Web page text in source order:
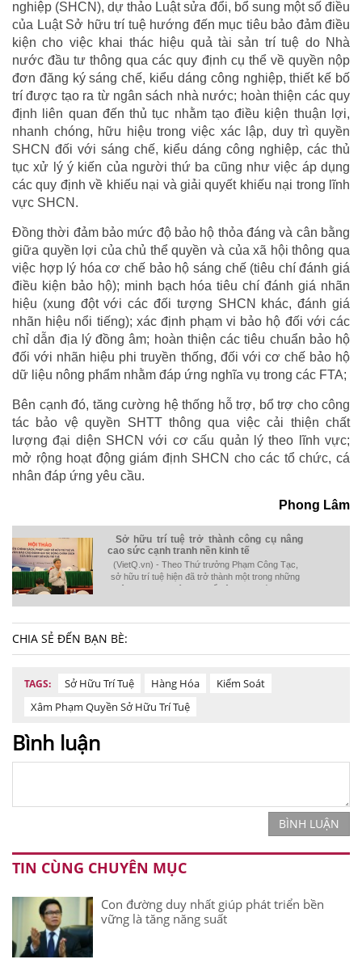
nghiệp (SHCN), dự thảo Luật sửa đổi, bổ sung một số điều
của Luật Sở hữu trí tuệ hướng đến mục tiêu bảo đảm điều
kiện cho việc khai thác hiệu quả tài sản trí tuệ do Nhà
nước đầu tư thông qua các quy định cụ thể về quyền nộp
đơn đăng ký sáng chế, kiểu dáng công nghiệp, thiết kế bố
trí được tạo ra từ ngân sách nhà nước; hoàn thiện các quy
định liên quan đến thủ tục nhằm tạo điều kiện thuận lợi,
nhanh chóng, hữu hiệu trong việc xác lập, duy trì quyền
SHCN đối với sáng chế, kiểu dáng công nghiệp, các thủ
tục xử lý ý kiến của người thứ ba cũng như việc áp dụng
các quy định về khiếu nại và giải quyết khiếu nại trong lĩnh
vực SHCN.
Đồng thời đảm bảo mức độ bảo hộ thỏa đáng và cân bằng
giữa quyền lợi của chủ thể quyền và của xã hội thông qua
việc hợp lý hóa cơ chế bảo hộ sáng chế (tiêu chí đánh giá
điều kiện bảo hộ); minh bạch hóa tiêu chí đánh giá nhãn
hiệu (xung đột với các đối tượng SHCN khác, đánh giá
nhãn hiệu nổi tiếng); xác định phạm vi bảo hộ đối với các
chỉ dẫn địa lý đồng âm; hoàn thiện các tiêu chuẩn bảo hộ
đối với nhãn hiệu phi truyền thống, đối với cơ chế bảo hộ
dữ liệu nông phẩm nhằm đáp ứng nghĩa vụ trong các FTA;
Bên cạnh đó, tăng cường hệ thống hỗ trợ, bổ trợ cho công
tác bảo vệ quyền SHTT thông qua việc cải thiện chất
lượng đại diện SHCN với cơ cấu quản lý theo lĩnh vực;
mở rộng hoạt động giám định SHCN cho các tổ chức, cá
nhân đáp ứng yêu cầu.
Phong Lâm
Sở hữu trí tuệ trở thành công cụ nâng
cao sức cạnh tranh nền kinh tế
(VietQ.vn) - Theo Thứ trưởng Phạm Công Tạc,
sở hữu trí tuệ hiện đã trở thành một trong những
CHIA SẺ ĐẾN BẠN BÈ:
TAGS: Sở Hữu Trí Tuệ Hàng Hóa
Kiểm Soát
Xâm Phạm Quyền Sở Hữu Trí Tuệ
Bình luận
BÌNH LUẬN
TIN CÙNG CHUYÊN MỤC
Con đường duy nhất giúp phát triển bền
vững là tăng năng suất